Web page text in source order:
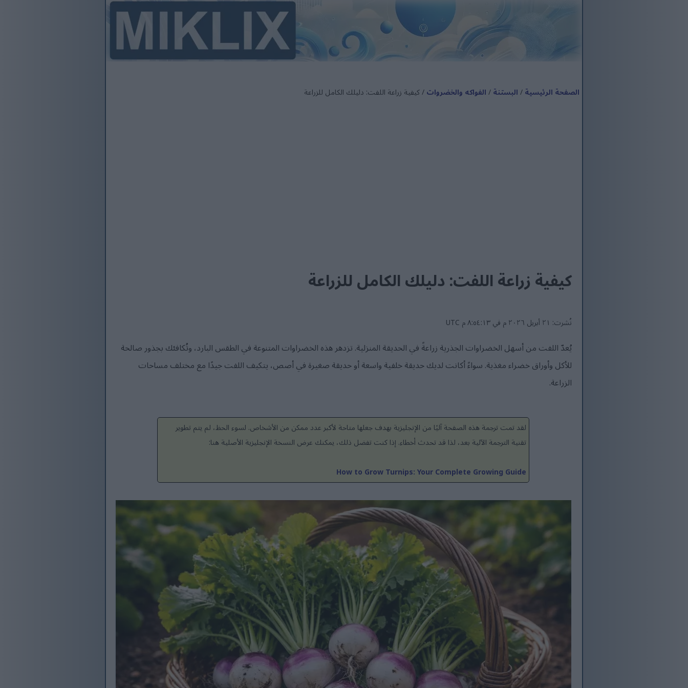
الصفحة الرئيسية/البستنة/الفواكه والخضروات/ كيفية زراعة اللفت: دليلك الكامل للزراعة
كيفية زراعة اللفت: دليلك الكامل للزراعة
نُشرت: ٢١ أبريل ٢٠٢٦ م في ٨:٥٤:١٣ م UTC
يُعدّ اللفت من أسهل الخضراوات الجذرية زراعةً في الحديقة المنزلية. تزدهر هذه الخضراوات المتنوعة في الطقس البارد، وتُكافئك بجذور صالحة
للأكل وأوراق خضراء مغذية. سواءً أكانت لديك حديقة خلفية واسعة أو حديقة صغيرة في أصص، يتكيف اللفت جيدًا مع مختلف مساحات
الزراعة.
لقد تمت ترجمة هذه الصفحة آليًا من الإنجليزية بهدف جعلها متاحة لأكبر عدد ممكن من الأشخاص. لسوء الحظ، لم يتم تطوير
تقنية الترجمة الآلية بعد، لذا قد تحدث أخطاء. إذا كنت تفضل ذلك، يمكنك عرض النسخة الإنجليزية الأصلية هنا:
How to Grow Turnips: Your Complete Growing Guide